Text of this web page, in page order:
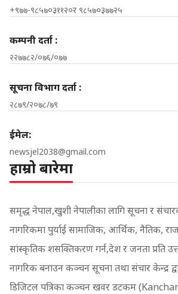
+९७७-९८५७०३११२०र ९८५७०३७७२५
कम्पनी दर्ता :
२२७७८२/०७६/०७७
सूचना विभाग दर्ता :
२८७९/२०७८/७९
ईमेल:
newsjel2038@gmail.com
हाम्रो बारेमा
समृद्ध नेपाल,खुशी नेपालीका लागि सूचना र
नागरिकमा पुर्याई सामाजिक, आर्थिक, नैतिक,
सांस्कृतिक शसक्तिकरण गर्न,देश र जनता प्रति
नागरिक बनाउन कञ्चन सूचना तथा संचार केन्द्र
डिजिटल पत्रिका कञ्चन खवर डटकम